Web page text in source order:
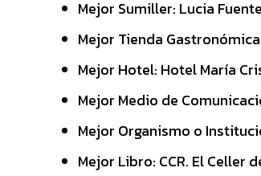
Mejor Sumiller: Lucia
Mejor Tienda
Mejor Hotel: Hotel María
Mejor Medio de
Mejor Organismo o
Mejor Libro: CCR. El Celler